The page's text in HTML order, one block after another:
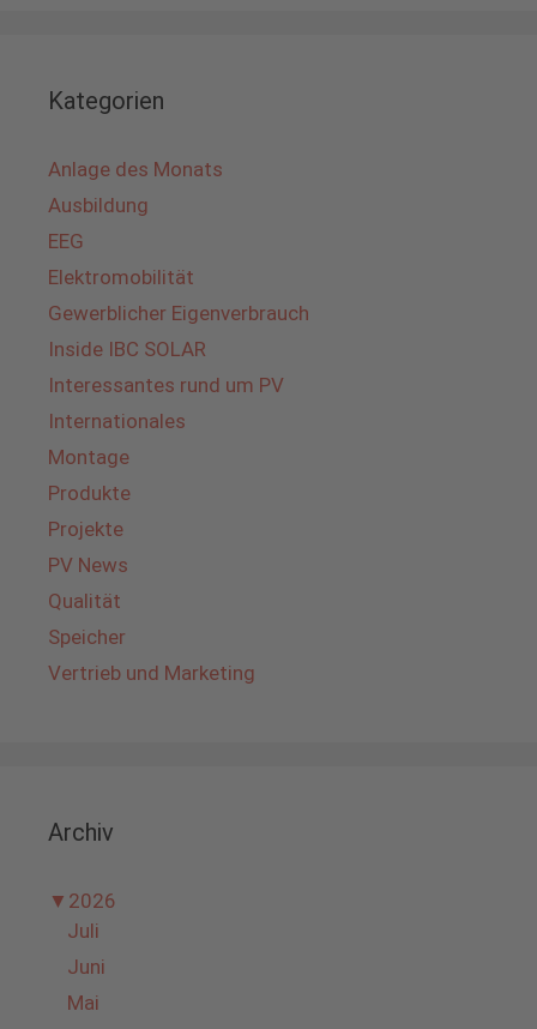
Kategorien
Anlage des Monats
Ausbildung
EEG
Elektromobilität
Gewerblicher Eigenverbrauch
Inside IBC SOLAR
Interessantes rund um PV
Internationales
Montage
Produkte
Projekte
PV News
Qualität
Speicher
Vertrieb und Marketing
Archiv
▼ 2026
Juli
Juni
Mai